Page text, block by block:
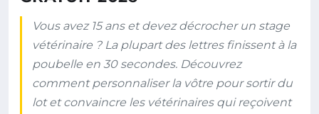
Vous avez 15 ans et devez décrocher un stage
vétérinaire ? La plupart des lettres finissent à la
poubelle en 30 secondes. Découvrez
comment personnaliser la vôtre pour sortir du
lot et convaincre les vétérinaires qui reçoivent